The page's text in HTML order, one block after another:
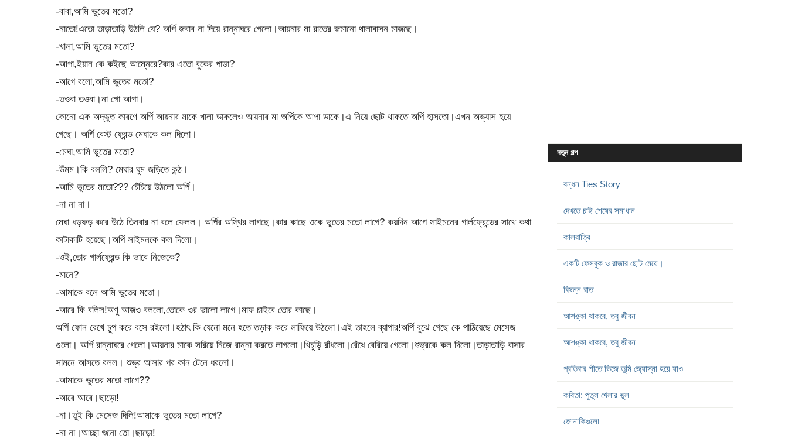
-বাবা,আমি ভুতের মতো?
-নাতো!এতো তাড়াতাড়ি উঠলি যে? অর্পি জবাব না দিয়ে রান্নাঘরে গেলো।আয়নার মা রাতের জমানো থালাবাসন মাজছে।
-খালা,আমি ভুতের মতো?
-আপা,ইয়ান কে কইছে আম্নেরে?কার এতো বুকের পাডা?
-আগে বলো,আমি ভুতের মতো?
-তওবা তওবা।না গো আপা।
কোনো এক অদ্ভুত কারণে অর্পি আয়নার মাকে খালা ডাকলেও আয়নার মা অর্পিকে আপা ডাকে।এ নিয়ে ছোট থাকতে অর্পি হাসতো।এখন অভ্যাস হয়ে
গেছে। অর্পি বেস্ট ফ্রেন্ড মেঘাকে কল দিলো।
-মেঘা,আমি ভুতের মতো?
-উঁমম।কি বললি? মেঘার ঘুম জড়িতে কন্ঠ।
-আমি ভুতের মতো??? চেঁচিয়ে উঠলো অর্পি।
-না না না।
মেঘা ধড়ফড় করে উঠে তিনবার না বলে ফেলল। অর্পির অস্থির লাগছে।কার কাছে ওকে ভুতের মতো লাগে? কয়দিন আগে সাইমনের গার্লফ্রেন্ডের সাথে কথা
কাটাকাটি হয়েছে।অর্পি সাইমনকে কল দিলো।
-ওই,তোর গার্লফ্রেন্ড কি ভাবে নিজেকে?
-মানে?
-আমাকে বলে আমি ভুতের মতো।
-আরে কি বলিস!অণু আজও বললো,তোকে ওর ভালো লাগে।মাফ চাইবে তোর কাছে।
অর্পি ফোন রেখে চুপ করে বসে রইলো।হঠাৎ কি যেনো মনে হতে তড়াক করে লাফিয়ে উঠলো।এই তাহলে ব্যাপার!অর্পি বুঝে গেছে কে পাঠিয়েছে মেসেজ
গুলো। অর্পি রান্নাঘরে গেলো।আয়নার মাকে সরিয়ে নিজে রান্না করতে লাগলো।খিচুড়ি রাঁধলো।রেঁধে বেরিয়ে গেলো।শুভ্রকে কল দিলো।তাড়াতাড়ি বাসার
সামনে আসতে বলল। শুভ্র আসার পর কান টেনে ধরলো।
-আমাকে ভুতের মতো লাগে??
-আরে আরে।ছাড়ো!
-না।তুই কি মেসেজ দিলি!আমাকে ভুতের মতো লাগে?
-না না।আচ্ছা শুনো তো।ছাড়ো!
নতুন গল্প
বন্ধন Ties Story
দেখতে চাই শেষের সমাধান
কালরাত্রি
একটি ফেসবুক ও রাজার ছোট মেয়ে।
বিষন্ন রাত
আশঙ্কা থাকবে, তবু জীবন
আশঙ্কা থাকবে, তবু জীবন
প্রতিবার শীতে ভিজে তুমি জ্যোস্না হয়ে যাও
কবিতা: পুতুল খেলার ভুল
জোনাকিগুলো